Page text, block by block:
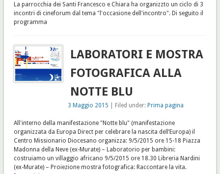
La parrocchia dei Santi Francesco e Chiara ha organizzto un ciclo di 3
incontri di cineforum dal tema "l'occasione dell'incontro". Di seguito il
programma
LABORATORI E MOSTRA
FOTOGRAFICA ALLA
NOTTE BLU
3 Maggio 2015 | Filed under: Prima pagina
All'interno della manifestazione "Notte blu" (manifestazione
organizzata da Europa Direct per celebrare la nascita dell’Europa) il
Centro Missionario Diocesano organizza: 9/5/2015 ore 15-18 Piazza
Madonna della Neve (ex-Murate) – Laboratorio per bambini:
costruiamo un villaggio africano 9/5/2015 ore 18.30 Libreria Nardini
(ex-Murate) – Proiezione mostra fotografica: Raccontare la vita.